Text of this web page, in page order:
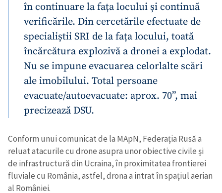
în continuare la fața locului și continuă
verificările. Din cercetările efectuate de
specialiștii SRI de la fața locului, toată
încărcătura explozivă a dronei a explodat.
Nu se impune evacuarea celorlalte scări
ale imobilului. Total persoane
evacuate/autoevacuate: aprox. 70”, mai
precizează DSU.
Conform unui comunicat de la MApN, Federația Rusă a
reluat atacurile cu drone asupra unor obiective civile și
de infrastructură din Ucraina, în proximitatea frontierei
fluviale cu România, astfel, drona a intrat în spațiul aerian
al României.